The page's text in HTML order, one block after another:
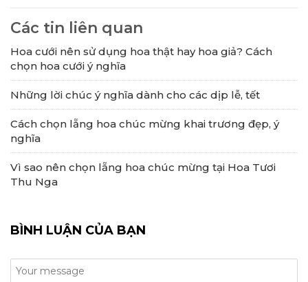
Các tin liên quan
Hoa cưới nên sử dụng hoa thật hay hoa giả? Cách
chọn hoa cưới ý nghĩa
Những lời chúc ý nghĩa dành cho các dịp lễ, tết
Cách chọn lẵng hoa chúc mừng khai trương đẹp, ý
nghĩa
Vì sao nên chọn lẵng hoa chúc mừng tại Hoa Tươi
Thu Nga
BÌNH LUẬN CỦA BẠN